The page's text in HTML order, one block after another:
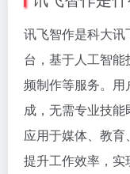
讯飞智作是科大
台，基于人工智
频制作等服务。
成，无需专业技
应用于媒体、教
提升工作效率，实